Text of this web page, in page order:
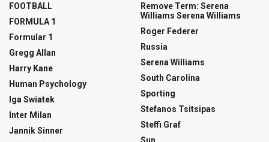
FOOTBALL
FORMULA 1
Formular 1
Gregg Allan
Harry Kane
Human Psychology
Iga Swiatek
Inter Milan
Jannik Sinner
Remove Term: Serena
Williams Serena Williams
Roger Federer
Russia
Serena Williams
South Carolina
Sporting
Stefanos Tsitsipas
Steffi Graf
Sun